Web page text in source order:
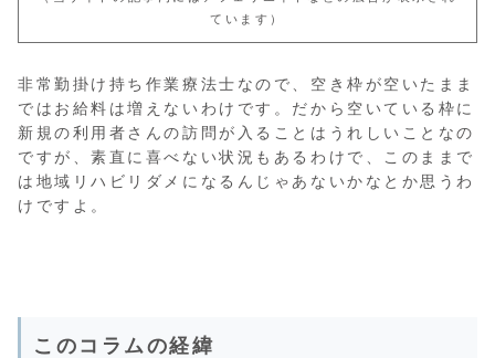
ています）
非常勤掛け持ち作業療法士なので、空き枠が空いたまま
ではお給料は増えないわけです。だから空いている枠に
新規の利用者さんの訪問が入ることはうれしいことなの
ですが、素直に喜べない状況もあるわけで、このままで
は地域リハビリダメになるんじゃあないかなとか思うわ
けですよ。
このコラムの経緯